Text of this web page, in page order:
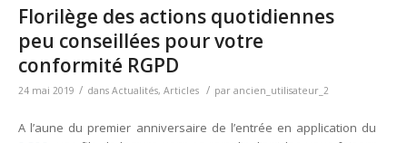
Florilège des actions quotidiennes
peu conseillées pour votre
conformité RGPD
24 mai 2019 / dans Actualités, Articles / par ancien_utilisateur_2
A l’aune du premier anniversaire de l’entrée en application du